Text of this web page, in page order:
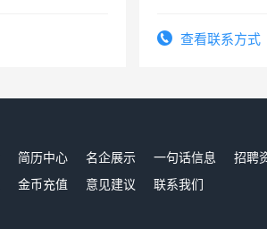
频，培训手机拍摄
查看联系方式
简历中心 名企展示 一句话信息 招聘
金币充值 意见建议 联系我们